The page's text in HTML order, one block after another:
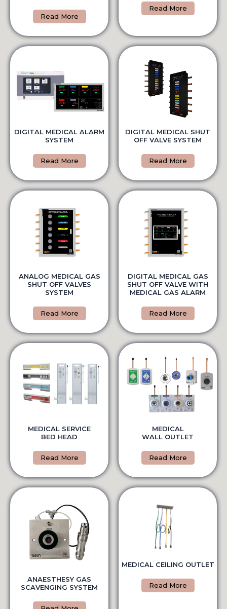
Read More
Read More
DIGITAL MEDICAL ALARM
SYSTEM
Read More
DIGITAL MEDICAL SHUT
OFF VALVE SYSTEM
Read More
ANALOG MEDICAL GAS
SHUT OFF VALVES
SYSTEM
Read More
DIGITAL MEDICAL GAS
SHUT OFF VALVE WITH
MEDICAL GAS ALARM
Read More
MEDICAL SERVICE
BED HEAD
Read More
MEDICAL
WALL OUTLET
Read More
ANAESTHESY GAS
SCAVENGING SYSTEM
MEDICAL CEILING OUTLET
Read More